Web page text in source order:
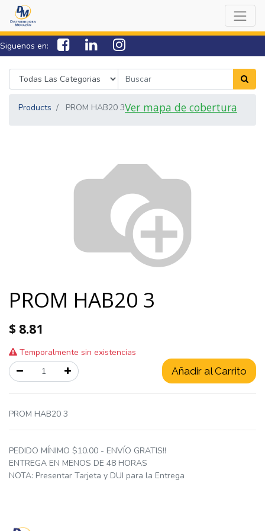
Siguenos en:
7538-0000 sac@lamorazan.com
Products PROM HAB20 3Ver mapa de cobertura
PROM HAB20 3
$ 8.81
Temporalmente sin existencias
Añadir al Carrito
PROM HAB20 3
PEDIDO MÍNIMO $10.00 - ENVÍO GRATIS!!
ENTREGA EN MENOS DE 48 HORAS
NOTA: Presentar Tarjeta y DUI para la Entrega